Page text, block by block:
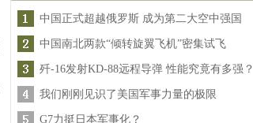
中国正式超越俄罗斯 成为第二大空中强国
中国南北两款“倾转旋翼飞机”密集试飞
歼-16发射KD-88远程导弹 性能究竟有多强？
我们刚刚见识了美国军事力量的极限
G7力挺日本军事化？